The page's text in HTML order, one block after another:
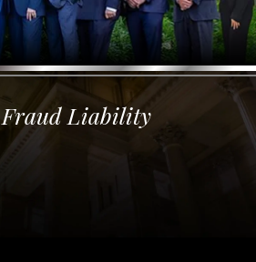
Fraud Liability